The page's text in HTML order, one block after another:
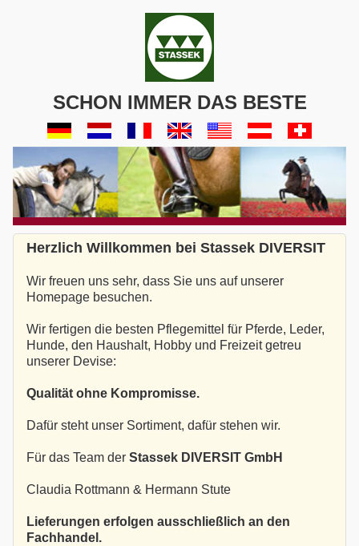
SCHON IMMER DAS BESTE
Herzlich Willkommen bei Stassek DIVERSIT
Wir freuen uns sehr, dass Sie uns auf unserer
Homepage besuchen.
Wir fertigen die besten Pflegemittel für Pferde, Leder,
Hunde, den Haushalt, Hobby und Freizeit getreu
unserer Devise:
Qualität ohne Kompromisse.
Dafür steht unser Sortiment, dafür stehen wir.
Für das Team der Stassek DIVERSIT GmbH
Claudia Rottmann & Hermann Stute
Lieferungen erfolgen ausschließlich an den
Fachhandel.